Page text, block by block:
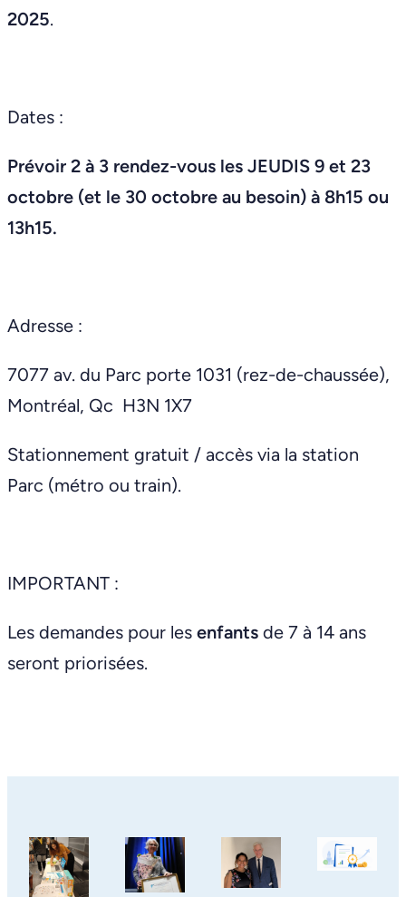
2025.
Dates :
Prévoir 2 à 3 rendez-vous les JEUDIS 9 et 23
octobre (et le 30 octobre au besoin) à 8h15 ou
13h15.
Adresse :
7077 av. du Parc porte 1031 (rez-de-chaussée),
Montréal, Qc H3N 1X7
Stationnement gratuit / accès via la station
Parc (métro ou train).
IMPORTANT :
Les demandes pour les enfants de 7 à 14 ans
seront priorisées.